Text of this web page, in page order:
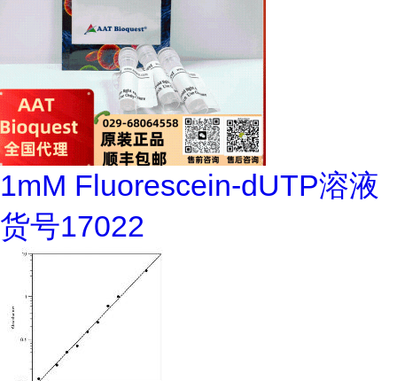
1mM Fluorescein-dUTP溶液
货号17022